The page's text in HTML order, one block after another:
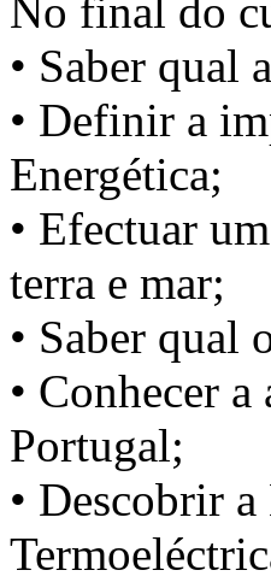
No final do
• Saber qual
• Definir a
Energética;
• Efectuar
terra e mar;
• Saber qual
• Conhecer
Portugal;
• Descobrir